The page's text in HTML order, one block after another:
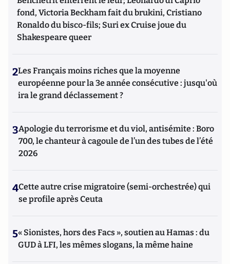
fond, Victoria Beckham fait du brukini, Cristiano
Ronaldo du bisco-fils; Suri ex Cruise joue du
Shakespeare queer
2Les Français moins riches que la moyenne
européenne pour la 3e année consécutive : jusqu'où
ira le grand déclassement ?
3Apologie du terrorisme et du viol, antisémite : Boro
700, le chanteur à cagoule de l’un des tubes de l’été
2026
4Cette autre crise migratoire (semi-orchestrée) qui
se profile après Ceuta
5« Sionistes, hors des Facs », soutien au Hamas : du
GUD à LFI, les mêmes slogans, la même haine